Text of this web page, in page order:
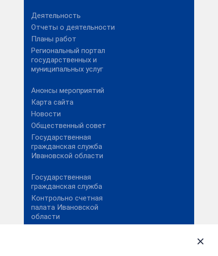
Деятельность
Отчеты о деятельности
Планы работ
Региональный портал
государственных и
муниципальных услуг
Анонсы мероприятий
Карта сайта
Новости
Общественный совет
Государственная
гражданская служба
Ивановской области
Государственная
гражданская служба
Контрольно счетная
палата Ивановской
области